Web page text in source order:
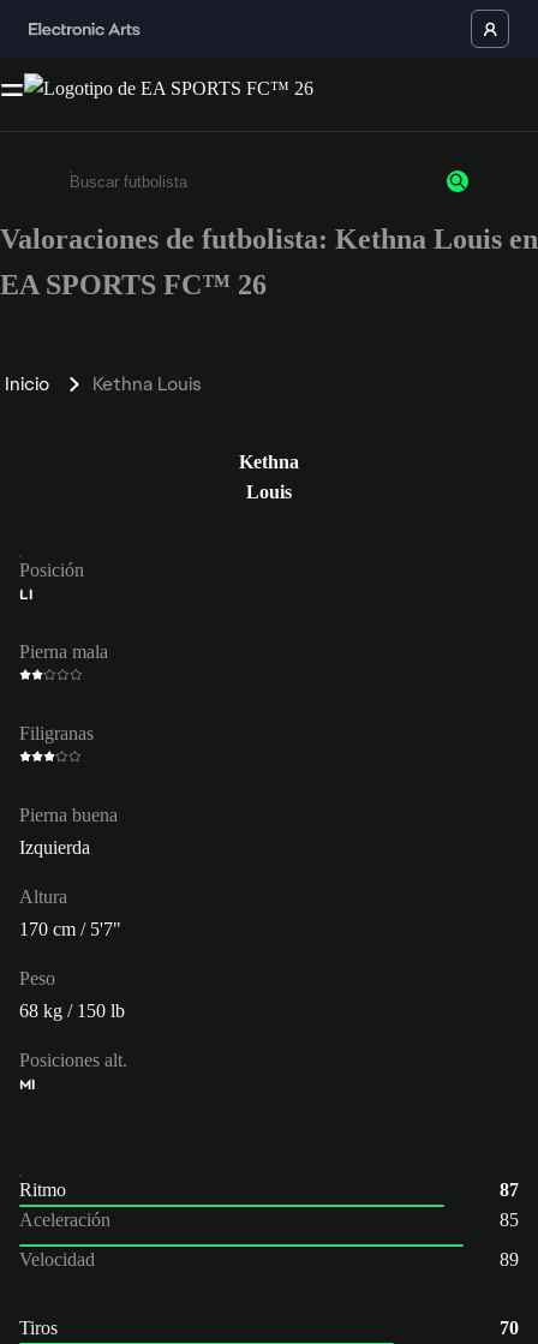
Escribe un mínimo de 3 caracteres o números.
Valoraciones de futbolista: Kethna Louis en
EA SPORTS FC™ 26
Inicio Kethna Louis
Kethna
Louis
Posición
LI
Pierna mala
Filigranas
Pierna buena
Izquierda
Altura
170 cm / 5'7"
Peso
68 kg / 150 lb
Posiciones alt.
MI
Ritmo
87
Aceleración
85
Velocidad
89
Tiros
70